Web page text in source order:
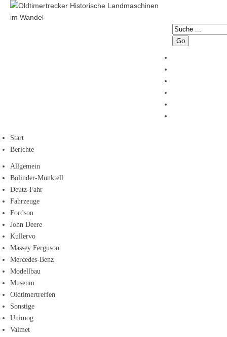
Go
Start
Berichte
Allgemein
Bolinder-Munktell
Deutz-Fahr
Fahrzeuge
Fordson
John Deere
Kullervo
Massey Ferguson
Mercedes-Benz
Modellbau
Museum
Oldtimertreffen
Sonstige
Unimog
Valmet